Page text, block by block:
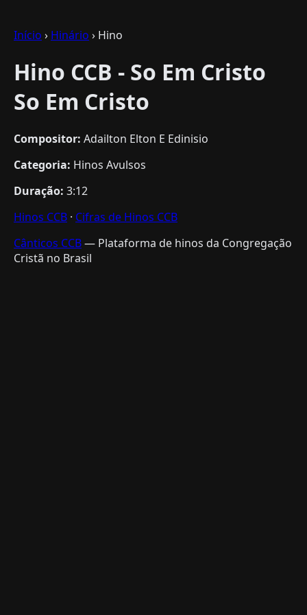
Início › Hinário › Hino
Hino CCB - So Em Cristo
So Em Cristo
Compositor: Adailton Elton E Edinisio
Categoria: Hinos Avulsos
Duração: 3:12
Hinos CCB · Cifras de Hinos CCB
Cânticos CCB— Plataforma de hinos da Congregação
Cristã no Brasil